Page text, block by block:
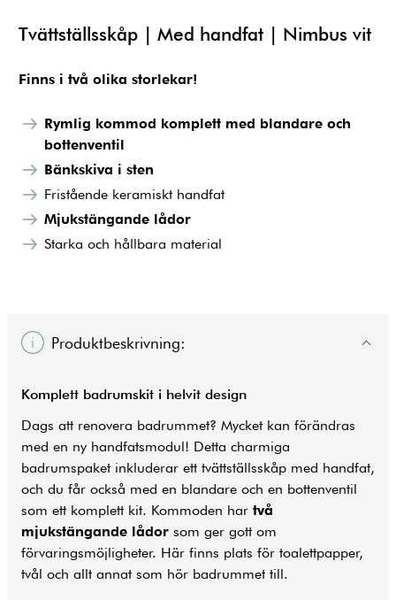
Tvättställsskåp | Med handfat | Nimbus vit
Finns i två olika storlekar!
Rymlig kommod komplett med blandare och
bottenventil
Bänkskiva i sten
Fristående keramiskt handfat
Mjukstängande lådor
Starka och hållbara material
Produktbeskrivning:
Komplett badrumskit i helvit design
Dags att renovera badrummet? Mycket kan förändras
med en ny handfatsmodul! Detta charmiga
badrumspaket inkluderar ett tvättställsskåp med handfat,
och du får också med en blandare och en bottenventil
som ett komplett kit. Kommoden har två
mjukstängande lådor som ger gott om
förvaringsmöjligheter. Här finns plats för toalettpapper,
tvål och allt annat som hör badrummet till.